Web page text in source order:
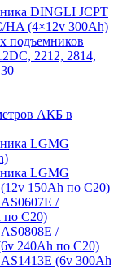
DINGLI JCPT
HA (4×12v 300Ah)
подъемников
2212, 2814,
АКБ в
LGMG
LGMG
(12v 150Ah по С20)
/
по С20)
/
240Ah по С20)
(6v 300Ah